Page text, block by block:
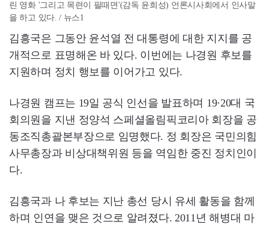
린 영화 '그리고 목련이 필때면'(감독 윤희성) 언론시사회에서 인사말
을 하고 있다. / 뉴스1
김흥국은 그동안 윤석열 전 대통령에 대한 지지를 공
개적으로 표명해온 바 있다. 이번에는 나경원 후보를
지원하며 정치 행보를 이어가고 있다.
나경원 캠프는 19일 공식 인선을 발표하며 19·20대 국
회의원을 지낸 정양석 스페셜올림픽코리아 회장을 공
동조직총괄본부장으로 임명했다. 정 회장은 국민의힘
사무총장과 비상대책위원 등을 역임한 중진 정치인이
다.
김흥국과 나 후보는 지난 총선 당시 유세 활동을 함께
하며 인연을 맺은 것으로 알려졌다. 2011년 해병대 마